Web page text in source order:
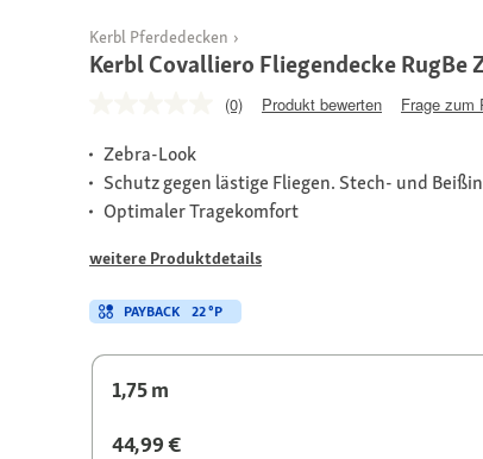
Kerbl Pferdedecken
Kerbl Covalliero Fliegendecke RugBe
(0) Produkt bewerten Frage zum
Zebra-Look
Schutz gegen lästige Fliegen. Stech- und
Optimaler Tragekomfort
weitere Produktdetails
PAYBACK 22 °P
1,75 m
44,99 €